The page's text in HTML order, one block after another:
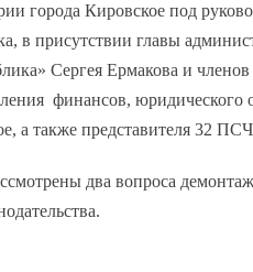
города Кировское под
в присутствии главы
Сергея Ермакова и
финансов, юридического
а также представителя 32
два вопроса